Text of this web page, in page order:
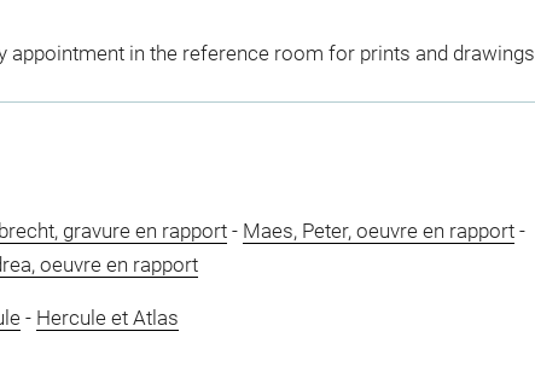
appointment in the reference room for prints and drawings
gravure en rapport- Maes, Peter, oeuvre en rapport-
oeuvre en rapport
- Hercule et Atlas